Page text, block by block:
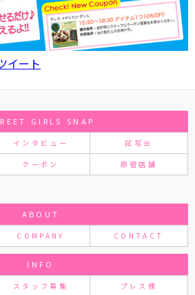
イート
GIRLS SNAP
インタビュー 試写会
クーポン 原宿店舗
ABOUT
COMPANY CONTACT
INFO
スタッフ募集 プレス様